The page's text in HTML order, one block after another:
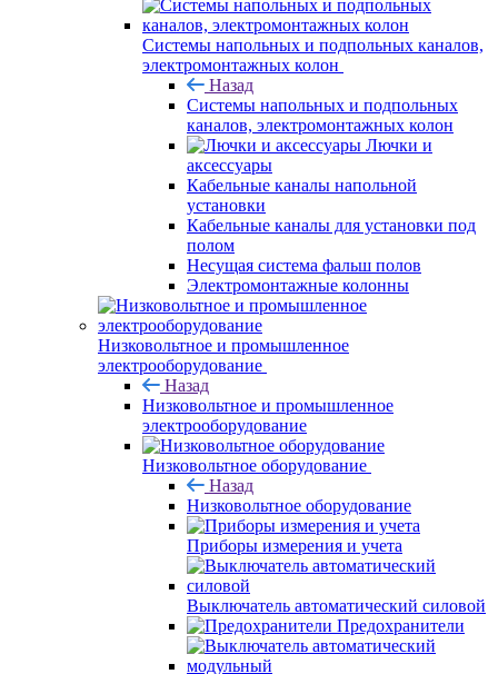
Системы напольных и подпольных каналов,
электромонтажных колон
Назад
Системы напольных и подпольных
каналов, электромонтажных колон
Лючки и
аксессуары
Кабельные каналы напольной
установки
Кабельные каналы для установки под
полом
Несущая система фальш полов
Электромонтажные колонны
Низковольтное и промышленное
электрооборудование
Назад
Низковольтное и промышленное
электрооборудование
Низковольтное оборудование
Назад
Низковольтное оборудование
Приборы измерения и учета
Выключатель автоматический силовой
Предохранители